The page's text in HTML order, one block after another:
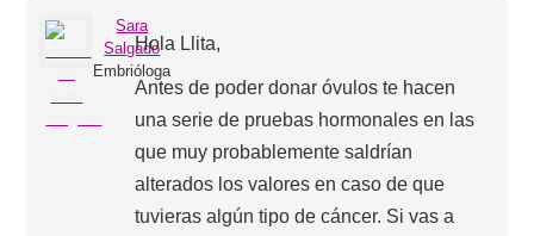
Sara
Salgado
Embrióloga
Hola Llita,
Antes de poder donar óvulos te hacen
una serie de pruebas hormonales en las
que muy probablemente saldrían
alterados los valores en caso de que
tuvieras algún tipo de cáncer. Si vas a